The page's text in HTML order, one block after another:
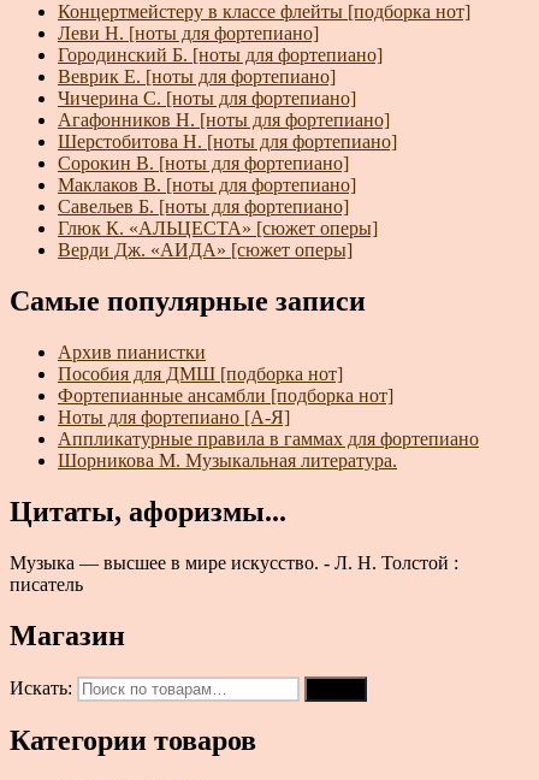
Концертмейстеру в классе флейты [подборка нот]
Леви Н. [ноты для фортепиано]
Городинский Б. [ноты для фортепиано]
Веврик Е. [ноты для фортепиано]
Чичерина С. [ноты для фортепиано]
Агафонников Н. [ноты для фортепиано]
Шерстобитова Н. [ноты для фортепиано]
Сорокин В. [ноты для фортепиано]
Маклаков В. [ноты для фортепиано]
Савельев Б. [ноты для фортепиано]
Глюк К. «АЛЬЦЕСТА» [сюжет оперы]
Верди Дж. «АИДА» [сюжет оперы]
Самые популярные записи
Архив пианистки
Пособия для ДМШ [подборка нот]
Фортепианные ансамбли [подборка нот]
Ноты для фортепиано [А-Я]
Аппликатурные правила в гаммах для фортепиано
Шорникова М. Музыкальная литература.
Цитаты, афоризмы...
Музыка — высшее в мире искусство. - Л. Н. Толстой :
писатель
Магазин
Искать:
Категории товаров